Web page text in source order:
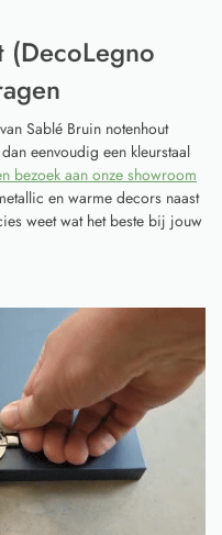
(DecoLegno
Sablé Bruin notenhout
eenvoudig een kleurstaal
bezoek aan onze showroom
en warme decors naast
weet wat het beste bij jouw